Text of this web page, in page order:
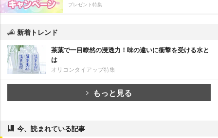
プレゼント特集
新着トレンド
茶葉で一目瞭然の浸透力！味の違いに衝撃を受ける水と
は
オリコンタイアップ特集
もっと見る
今、読まれている記事